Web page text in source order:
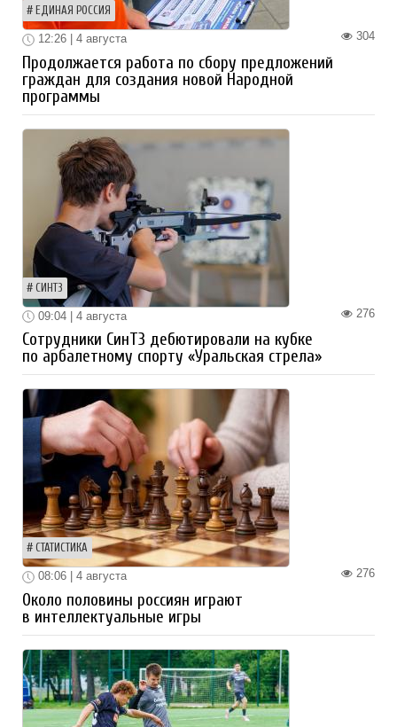
ЕДИНАЯ РОССИЯ
304
12:26 | 4 августа
Продолжается работа по сбору предложений
граждан для создания новой Народной
программы
СИНТЗ
276
09:04 | 4 августа
Сотрудники СинТЗ дебютировали на кубке
по арбалетному спорту «Уральская стрела»
СТАТИСТИКА
276
08:06 | 4 августа
Около половины россиян играют
в интеллектуальные игры